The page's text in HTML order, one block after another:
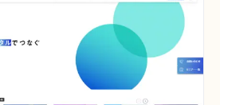
非公開
https://www.sold-out.co.jp/